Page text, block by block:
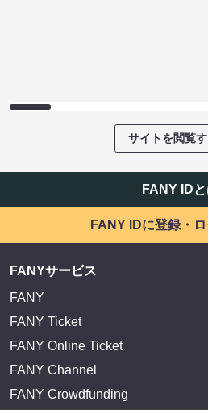
サイトを閲覧
FANY ID
FANY IDに登録・
FANYサービス
FANY
FANY Ticket
FANY Online Ticket
FANY Channel
FANY Crowdfunding